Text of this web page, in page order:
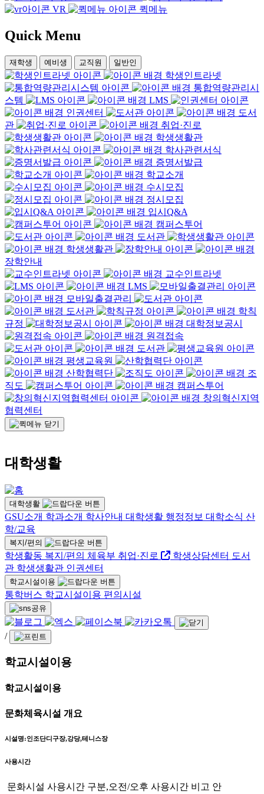
VR
퀵메뉴
Quick Menu
재학생 예비생 교직원 일반인
학생인트라넷
통합역량관리시
스템
LMS
인권센터
도서
관
취업·진로
학생생활관
학사관련서식
증명서발급
학교소개
수시모집
정시모집
입시Q&A
캠퍼스투어
도서관
학생생활관
장학안내
교수인트라넷
LMS
모바일출결관리
도서관
학칙
규정
대학정보공시
원격접속
도서관
평생교육원
산학협력단
조
직도
캠퍼스투어
창의혁신지역
협력센터
대학생활
대학생활
GSU소개 학과소개 학사안내 대학생활 행정정보 대학소식 산
학/교육
복지/편의
학생활동 복지/편의 체육부 취업·진로 학생상담센터 도서
관 학생생활관 인권센터
학교시설이용
통학버스 학교시설이용 편의시설
/
학교시설이용
학교시설이용
문화체육시설 개요
시설명:인조단디구장,강당,테니스장
사용시간
문화시설 사용시간 구분,오전/오후 사용시간 비고 안